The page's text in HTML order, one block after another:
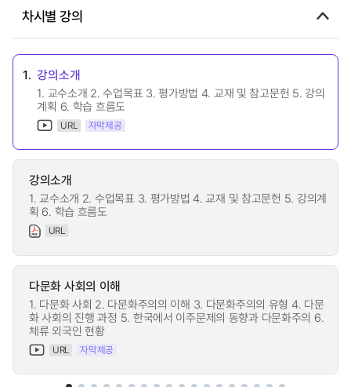
차시별 강의
1. 강의소개
1. 교수소개 2. 수업목표 3. 평가방법 4. 교재 및 참고문헌 5. 강의
계획 6. 학습 흐름도
URL 자막제공
강의소개
1. 교수소개 2. 수업목표 3. 평가방법 4. 교재 및 참고문헌 5. 강의계
획 6. 학습 흐름도
URL
다문화 사회의 이해
1. 다문화 사회 2. 다문화주의의 이해 3. 다문화주의의 유형 4. 다문
화 사회의 진행 과정 5. 한국에서 이주문제의 동향과 다문화주의 6.
체류 외국인 현황
URL 자막제공